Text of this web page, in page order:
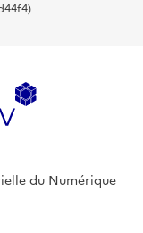
du Numérique